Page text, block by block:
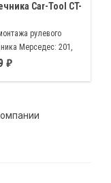
Car-Tool CT-
рулевого
Мерседес: 201,
126, 129 и т.д., а так
и другие японские